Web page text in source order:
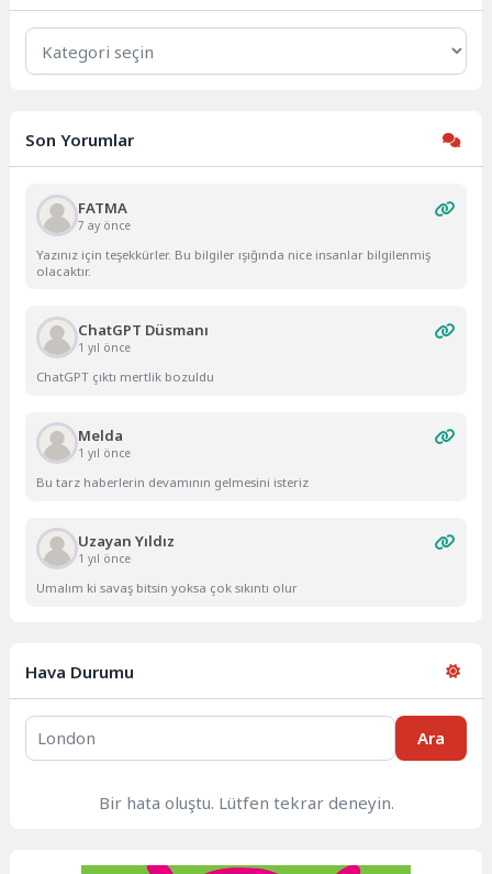
Kategoriler
Son Yorumlar
FATMA
7 ay önce
Yazınız için teşekkürler. Bu bilgiler ışığında nice insanlar bilgilenmiş
olacaktır.
ChatGPT Düsmanı
1 yıl önce
ChatGPT çıktı mertlik bozuldu
Melda
1 yıl önce
Bu tarz haberlerin devamının gelmesini isteriz
Uzayan Yıldız
1 yıl önce
Umalım ki savaş bitsin yoksa çok sıkıntı olur
Hava Durumu
Ara
Bir hata oluştu. Lütfen tekrar deneyin.